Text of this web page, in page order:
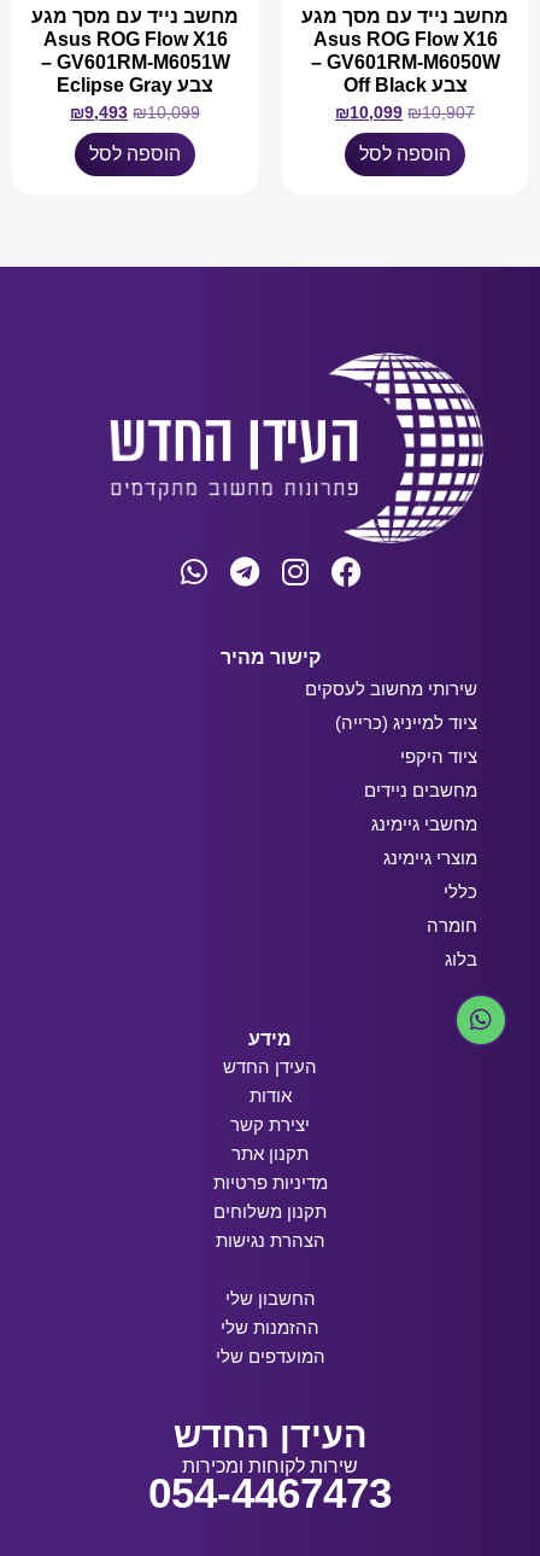
מחשב נייד עם מסך מגע
Asus ROG Flow X16
GV601RM-M6050W –
צבע Off Black
₪10,907
₪10,099
הוספה לסל
מחשב נייד עם מסך מגע
Asus ROG Flow X16
GV601RM-M6051W –
צבע Eclipse Gray
₪10,099
₪9,493
הוספה לסל
קישור מהיר
שירותי מחשוב לעסקים
ציוד למייניג (כרייה)
ציוד היקפי
מחשבים ניידים
מחשבי גיימינג
מוצרי גיימינג
כללי
חומרה
בלוג
מידע
העידן החדש
אודות
יצירת קשר
תקנון אתר
מדיניות פרטיות
תקנון משלוחים
הצהרת נגישות
החשבון שלי
ההזמנות שלי
המועדפים שלי
העידן החדש
שירות לקוחות ומכירות
054-4467473